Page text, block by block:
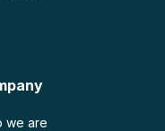
we are